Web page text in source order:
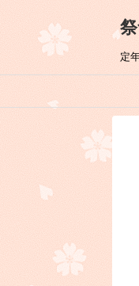
定